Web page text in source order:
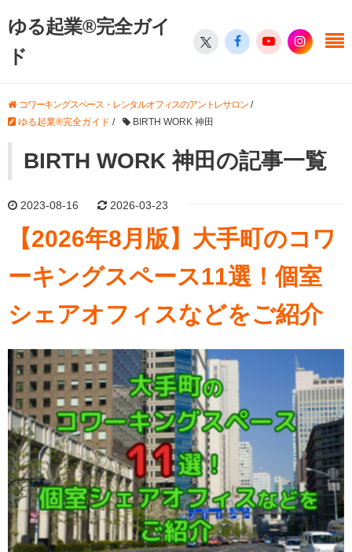
ゆる起業®完全ガイ
ド
コワーキングスペース・レンタルオフィスのアントレサロン/
ゆる起業®完全ガイド / BIRTH WORK 神田
BIRTH WORK 神田の記事一覧
2023-08-16 2026-03-23
【2026年8月版】大手町のコワ
ーキングスペース11選！個室
シェアオフィスなどをご紹介